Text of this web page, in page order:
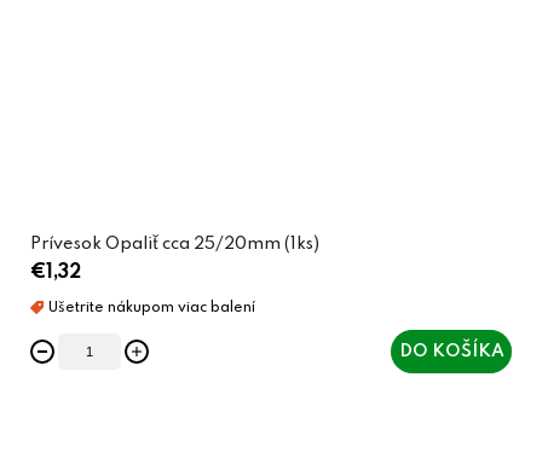
Prívesok Opaliť cca 25/20mm (1ks)
€1,32
DO KOŠÍKA